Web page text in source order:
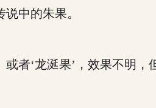
中的朱果。
‘龙涎果’，效果不明，